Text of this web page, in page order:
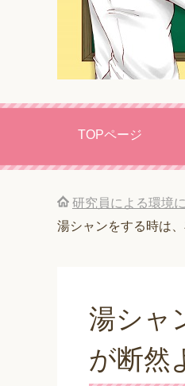
TOPページ
研究員による環境
湯シャンをする時は
湯シャ
が断然